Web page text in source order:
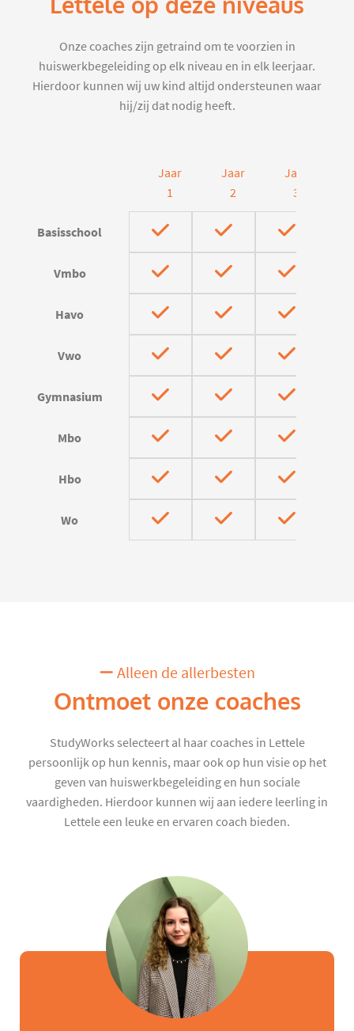
Onze coaches zijn getraind om te voorzien in
huiswerkbegeleiding op elk niveau en in elk leerjaar.
Hierdoor kunnen wij uw kind altijd ondersteunen waar
hij/zij dat nodig heeft.
Jaar
1
Jaar
2
Jaar
3
Basisschool
Vmbo
Havo
Vwo
Gymnasium
Mbo
Hbo
Wo
Alleen de allerbesten
Ontmoet onze coaches
StudyWorks selecteert al haar coaches in Lettele
persoonlijk op hun kennis, maar ook op hun visie op het
geven van huiswerkbegeleiding en hun sociale
vaardigheden. Hierdoor kunnen wij aan iedere leerling in
Lettele een leuke en ervaren coach bieden.